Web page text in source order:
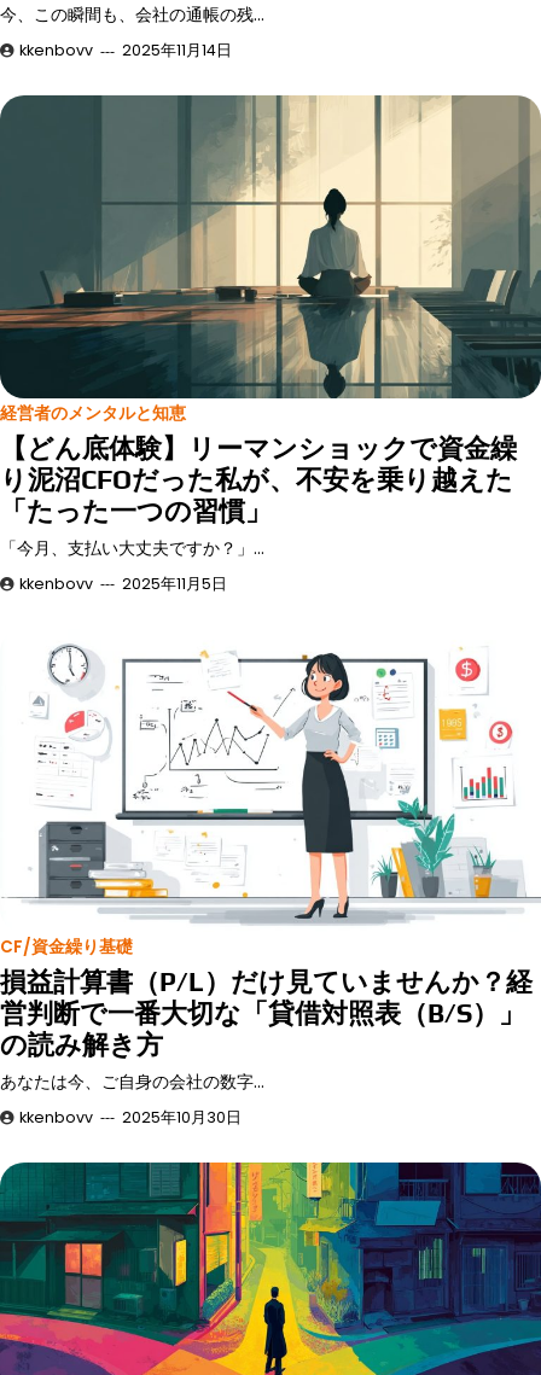
今、この瞬間も、会社の通帳の残…
kkenbovv 2025年11月14日
経営者のメンタルと知恵
【どん底体験】リーマンショックで資金繰
り泥沼CFOだった私が、不安を乗り越えた
「たった一つの習慣」
「今月、支払い大丈夫ですか？」…
kkenbovv 2025年11月5日
CF/資金繰り基礎
損益計算書（P/L）だけ見ていませんか？経
営判断で一番大切な「貸借対照表（B/S）」
の読み解き方
あなたは今、ご自身の会社の数字…
kkenbovv 2025年10月30日